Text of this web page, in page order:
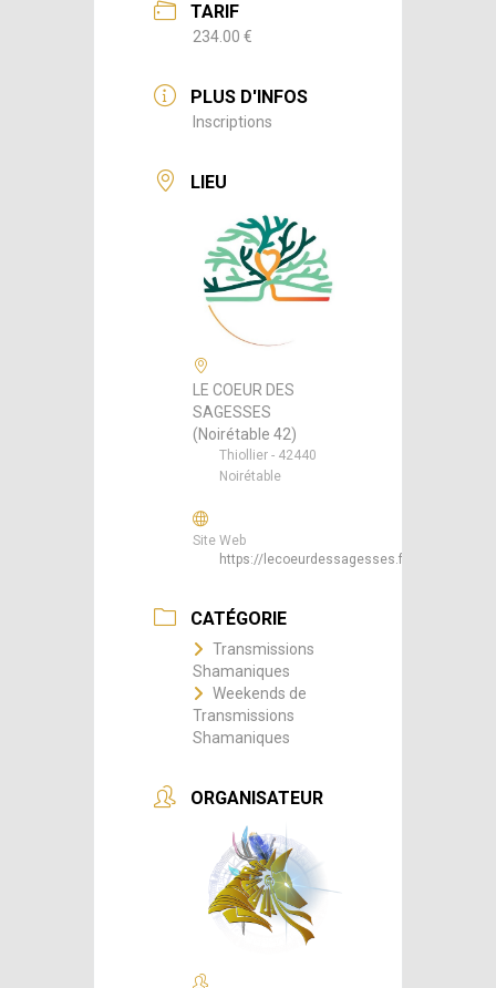
TARIF
234.00 €
PLUS D'INFOS
Inscriptions
LIEU
LE COEUR DES
SAGESSES
(Noirétable 42)
Thiollier - 42440
Noirétable
Site Web
https://lecoeurdessagesses.fr/
CATÉGORIE
Transmissions
Shamaniques
Weekends de
Transmissions
Shamaniques
ORGANISATEUR